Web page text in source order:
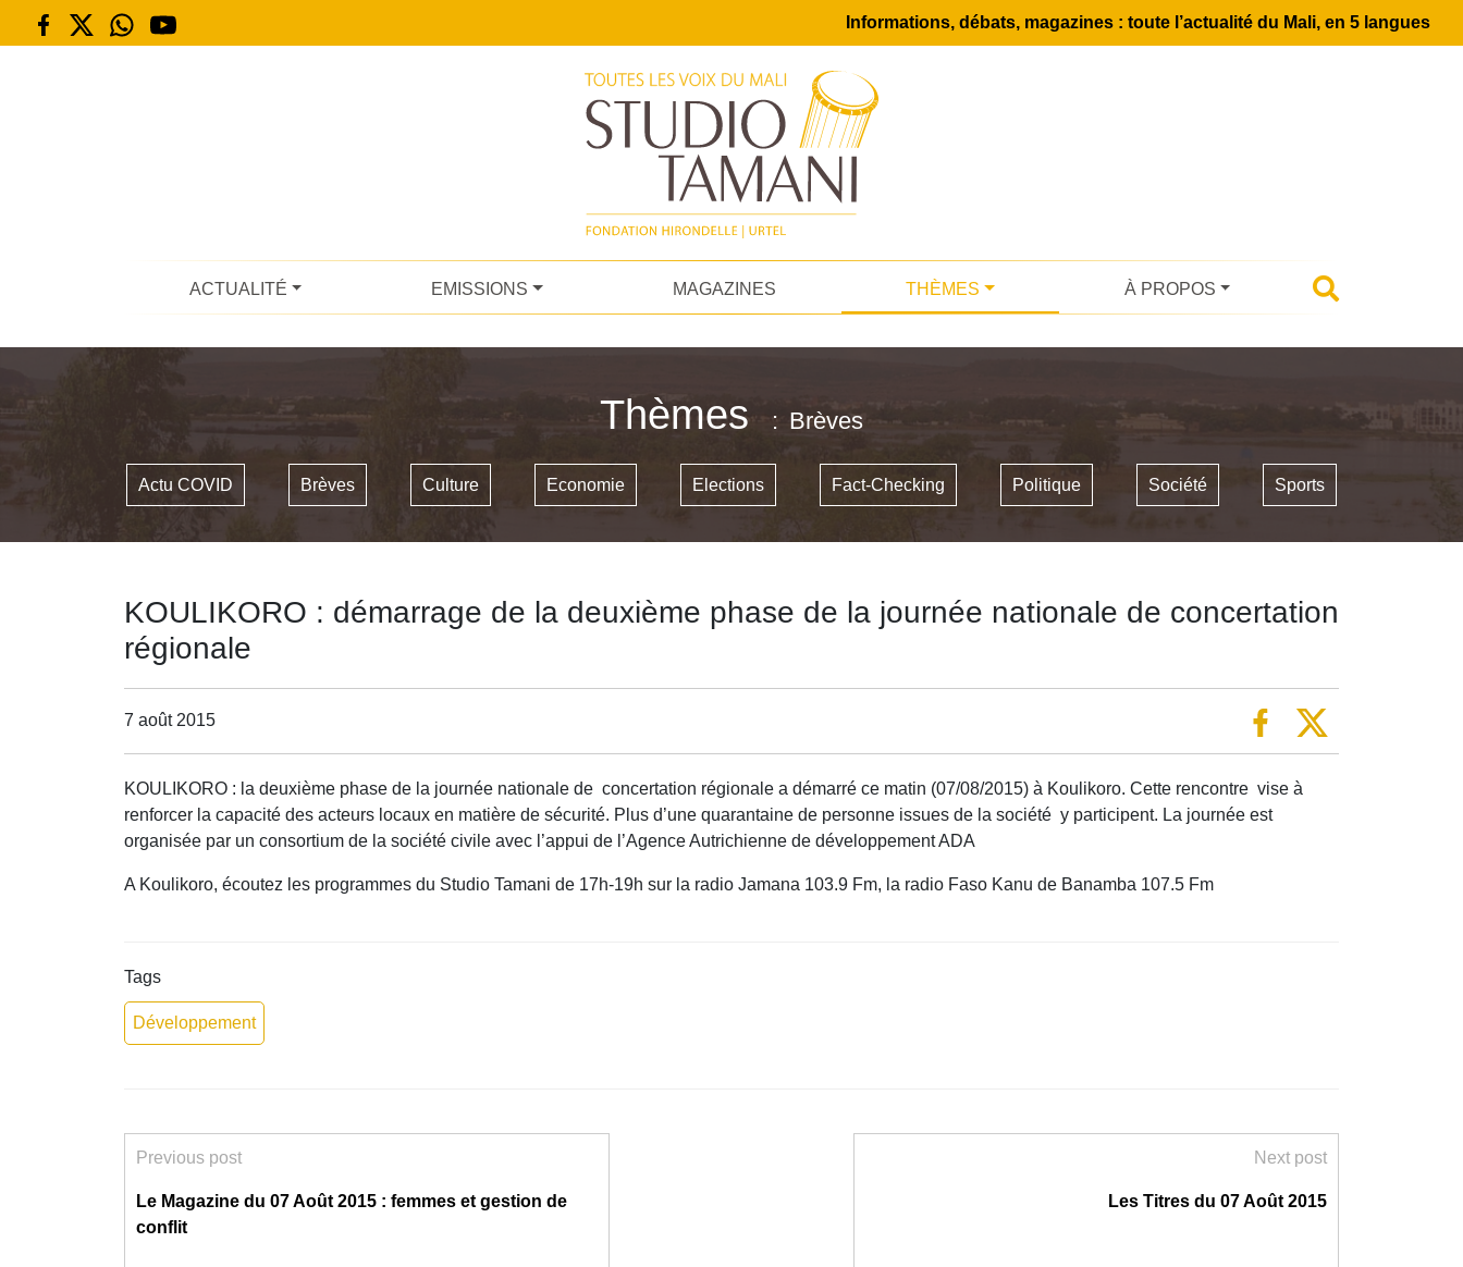
Informations, débats, magazines : toute l’actualité du Mali, en 5 langues
ACTUALITÉ EMISSIONS MAGAZINES THÈMES À PROPOS
Thèmes Brèves
Actu COVID Brèves Culture Economie Elections Fact-Checking Politique Société Sports
KOULIKORO : démarrage de la deuxième phase de la journée nationale de concertation
régionale
7 août 2015
KOULIKORO : la deuxième phase de la journée nationale de concertation régionale a démarré ce matin (07/08/2015) à Koulikoro. Cette rencontre vise à
renforcer la capacité des acteurs locaux en matière de sécurité. Plus d’une quarantaine de personne issues de la société y participent. La journée est
organisée par un consortium de la société civile avec l’appui de l’Agence Autrichienne de développement ADA
A Koulikoro, écoutez les programmes du Studio Tamani de 17h-19h sur la radio Jamana 103.9 Fm, la radio Faso Kanu de Banamba 107.5 Fm
Tags
Développement
Previous post
Le Magazine du 07 Août 2015 : femmes et gestion de
conflit
Next post
Les Titres du 07 Août 2015